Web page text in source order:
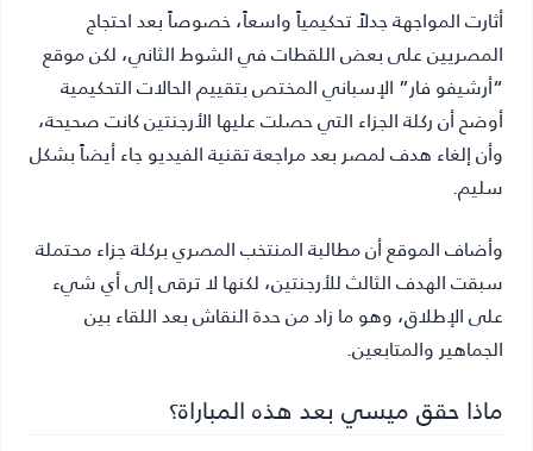
أثارت المواجهة جدلاً تحكيمياً واسعاً، خصوصاً بعد احتجاج
المصريين على بعض اللقطات في الشوط الثاني، لكن موقع
“أرشيفو فار” الإسباني المختص بتقييم الحالات التحكيمية
أوضح أن ركلة الجزاء التي حصلت عليها الأرجنتين كانت صحيحة،
وأن إلغاء هدف لمصر بعد مراجعة تقنية الفيديو جاء أيضاً بشكل
سليم.
وأضاف الموقع أن مطالبة المنتخب المصري بركلة جزاء محتملة
سبقت الهدف الثالث للأرجنتين، لكنها لا ترقى إلى أي شيء
على الإطلاق، وهو ما زاد من حدة النقاش بعد اللقاء بين
الجماهير والمتابعين.
ماذا حقق ميسي بعد هذه المباراة؟